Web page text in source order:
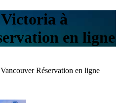
à
en ligne
Réservation en ligne